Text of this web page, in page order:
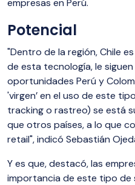
Potencial
"Dentro de la región, Chile
de esta tecnología, le
oportunidades Perú y
'virgen’ en el uso de este
tracking o rastreo) se está
que otros países, a lo que
retail", indicó Sebastián
Y es que, destacó, las
importancia de este tipo de